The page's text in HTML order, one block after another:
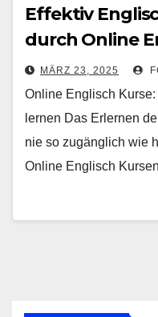
Effektiv
durch Online
MÄRZ 23, 2025
Online Englisch
lernen Das Erlernen
nie so zugänglich wie
Online Englisch